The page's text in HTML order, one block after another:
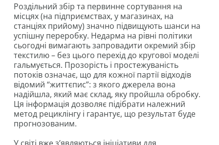
Роздільний збір та первинне сортування на
місцях (на підприємствах, у магазинах, на
станціях прийому) значно підвищують шанси на
успішну переробку. Недарма на рівні політики
сьогодні вимагають запровадити окремий збір
текстилю – без цього перехід до кругової моделі
гальмується. Прозорість і простежуваність
потоків означає, що для кожної партії відходів
відомий “життєпис”: з якого джерела вона
надійшла, який має склад, яку пройшла обробку.
Ця інформація дозволяє підібрати належний
метод рециклінгу і гарантує, що результат буде
прогнозованим.
У світі вже з’являються ініціативи для